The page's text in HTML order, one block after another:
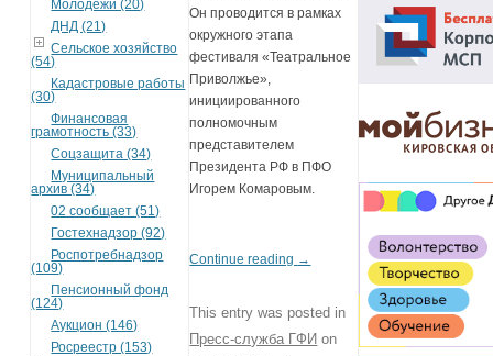
Молодёжи (20)
ДНД (21)
Сельское хозяйство
(54)
Кадастровые работы
(30)
Финансовая
грамотность (33)
Соцзащита (34)
Муниципальный
архив (34)
02 сообщает (51)
Гостехнадзор (92)
Роспотребнадзор
(109)
Пенсионный фонд
(124)
Аукцион (146)
Росреестр (153)
Он проводится в рамках
окружного этапа
фестиваля «Театральное
Приволжье»,
инициированного
полномочным
представителем
Президента РФ в ПФО
Игорем Комаровым.
Continue reading →
This entry was posted in
Пресс-служба ГФИ on